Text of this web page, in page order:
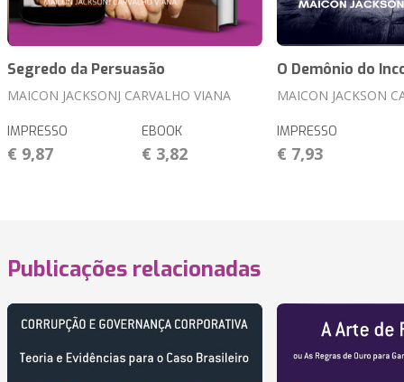
Segredo da Persuasão
MAICON JACKSONJ CARVALHO VIANA
IMPRESSO
€ 9,87
EBOOK
€ 3,82
O Demônio do
MAICON JACKSON
IMPRESSO
€ 7,93
Publicações relacionadas